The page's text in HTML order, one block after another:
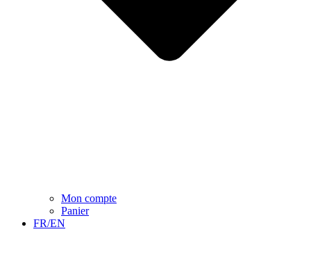
Mon compte
Panier
FR/EN